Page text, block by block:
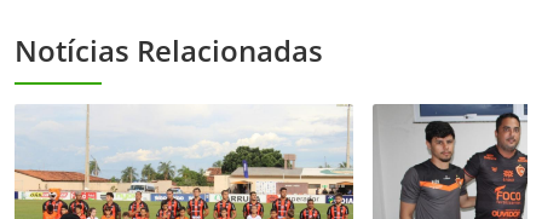
Notícias Relacionadas